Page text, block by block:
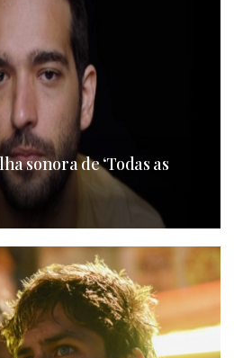
sonora de ‘Todas as